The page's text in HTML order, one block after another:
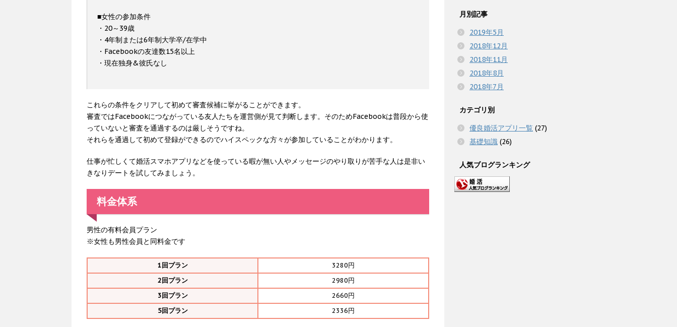
■女性の参加条件
・20～39歳
・4年制または6年制大学卒/在学中
・Facebookの友達数15名以上
・現在独身&彼氏なし
これらの条件をクリアして初めて審査候補に挙がることができます。
審査ではFacebookにつながっている友人たちを運営側が見て判断します。そのためFacebookは普段から使
っていないと審査を通過するのは厳しそうですね。
それらを通過して初めて登録ができるのでハイスペックな方々が参加していることがわかります。
仕事が忙しくて婚活スマホアプリなどを使っている暇が無い人やメッセージのやり取りが苦手な人は是非い
きなりデートを試してみましょう。
料金体系
男性の有料会員プラン
※女性も男性会員と同料金です
1回プラン
3280円
2回プラン
2980円
3回プラン
2660円
5回プラン
2336円
月別記事
2019年5月
2018年12月
2018年11月
2018年8月
2018年7月
カテゴリ別
優良婚活アプリ一覧 (27)
基礎知識 (26)
人気ブログランキング